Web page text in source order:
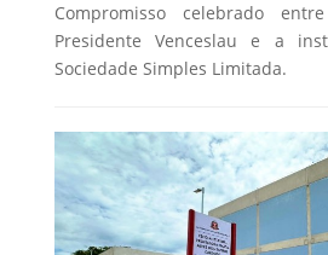
Compromisso celebrado
Presidente Venceslau e a
Sociedade Simples Limitada.